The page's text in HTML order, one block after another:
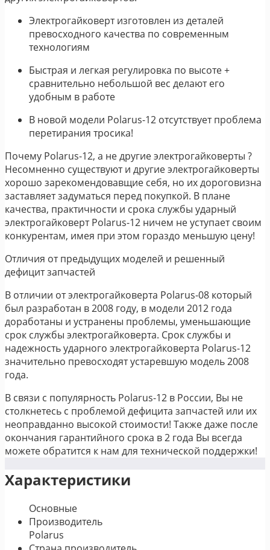
Электрогайковерт изготовлен из деталей
превосходного качества по современным
технологиям
Быстрая и легкая регулировка по высоте +
сравнительно небольшой вес делают его
удобным в работе
В новой модели Polarus-12 отсутствует проблема
перетирания тросика!
Почему Polarus-12, а не другие электрогайковерты ?
Несомненно существуют и другие электрогайковерты
хорошо зарекомендовавщие себя, но их дороговизна
заставляет задуматься перед покупкой. В плане
качества, практичности и срока службы ударный
электрогайковерт Polarus-12 ничем не уступает своим
конкурентам, имея при этом гораздо меньшую цену!
Отличия от предыдущих моделей и решенный
дефицит запчастей
В отличии от электрогайковерта Polarus-08 который
был разработан в 2008 году, в модели 2012 года
доработаны и устранены проблемы, уменьшающие
срок службы электрогайковерта. Срок службы и
надежность ударного электрогайковерта Polarus-12
значительно превосходят устаревшую модель 2008
года.
В связи с популярность Polarus-12 в России, Вы не
столкнетесь с проблемой дефицита запчастей или их
неоправданно высокой стоимости! Также даже после
окончания гарантийного срока в 2 года Вы всегда
можете обратится к нам для технической поддержки!
Характеристики
Основные
Производитель
Polarus